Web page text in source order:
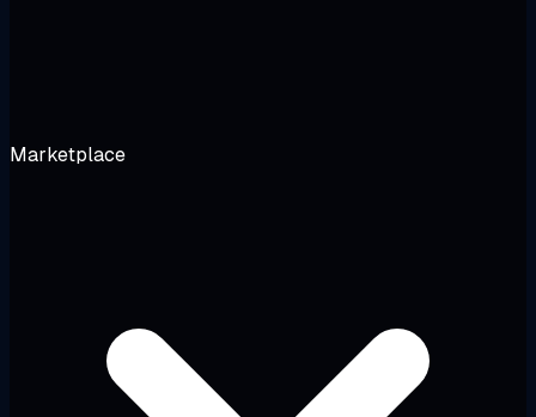
Marketplace